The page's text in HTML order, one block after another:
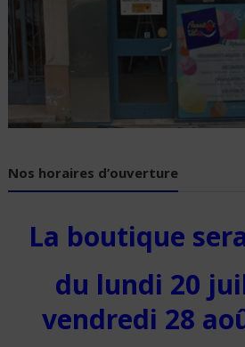
Nos horaires d’ouverture
La boutique
du lundi 20
vendredi 28